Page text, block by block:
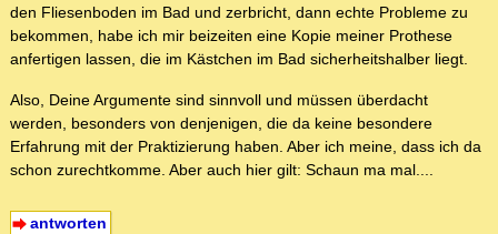
den Fliesenboden im Bad und zerbricht, dann echte Probleme zu
bekommen, habe ich mir beizeiten eine Kopie meiner Prothese
anfertigen lassen, die im Kästchen im Bad sicherheitshalber liegt.
Also, Deine Argumente sind sinnvoll und müssen überdacht
werden, besonders von denjenigen, die da keine besondere
Erfahrung mit der Praktizierung haben. Aber ich meine, dass ich da
schon zurechtkomme. Aber auch hier gilt: Schaun ma mal....
antworten